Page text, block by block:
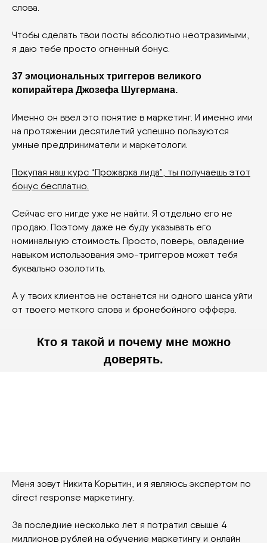
слова.
Чтобы сделать твои посты абсолютно неотразимыми,
я даю тебе просто огненный бонус.
37 эмоциональных триггеров великого
копирайтера Джозефа Шугермана.
Именно он ввел это понятие в маркетинг. И именно ими
на протяжении десятилетий успешно пользуются
умные предприниматели и маркетологи.
Покупая наш курс “Прожарка лида”, ты получаешь этот
бонус бесплатно.
Сейчас его нигде уже не найти. Я отдельно его не
продаю. Поэтому даже не буду указывать его
номинальную стоимость. Просто, поверь, овладение
навыком использования эмо-триггеров может тебя
буквально озолотить.
А у твоих клиентов не останется ни одного шанса уйти
от твоего меткого слова и бронебойного оффера.
Кто я такой и почему мне можно
доверять.